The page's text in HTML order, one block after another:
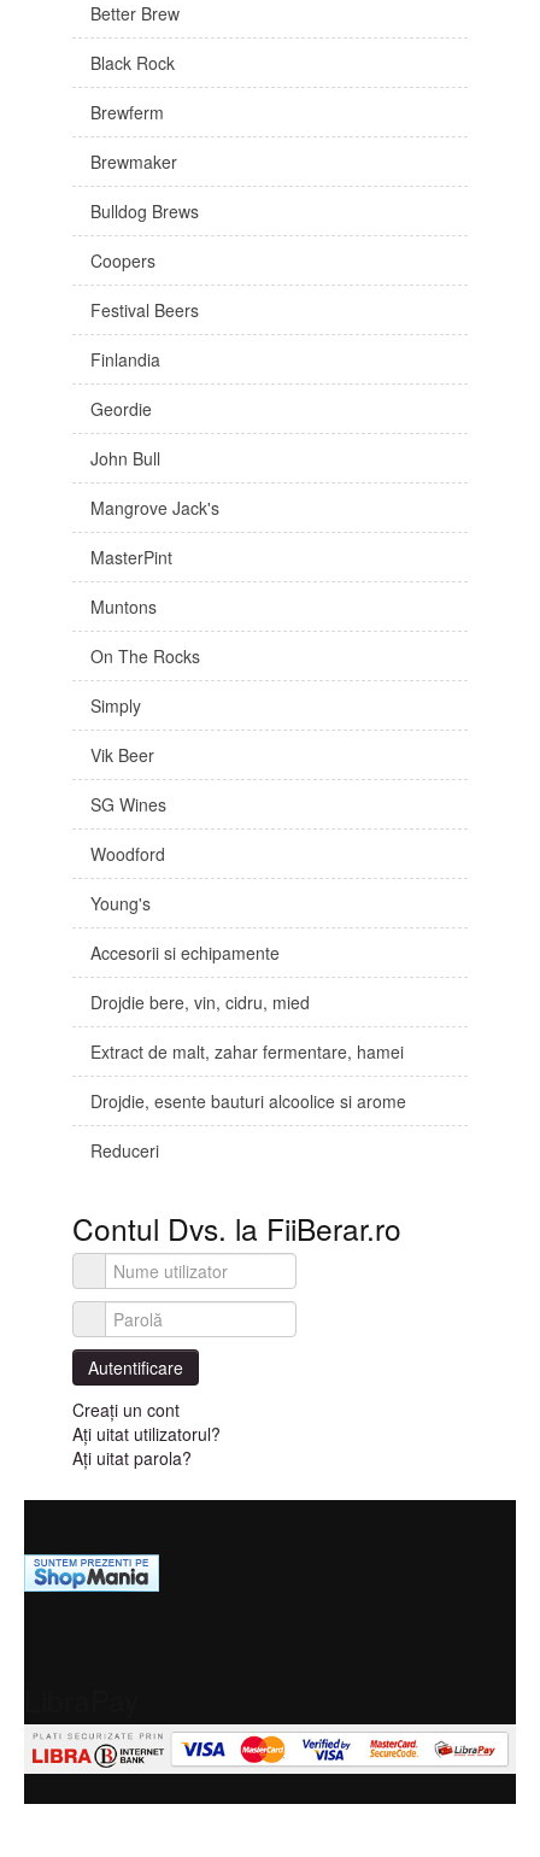
Better Brew
Black Rock
Brewferm
Brewmaker
Bulldog Brews
Coopers
Festival Beers
Finlandia
Geordie
John Bull
Mangrove Jack's
MasterPint
Muntons
On The Rocks
Simply
Vik Beer
SG Wines
Woodford
Young's
Accesorii si echipamente
Drojdie bere, vin, cidru, mied
Extract de malt, zahar fermentare, hamei
Drojdie, esente bauturi alcoolice si arome
Reduceri
Contul Dvs. la FiiBerar.ro
Nume utilizator
Parolă
Autentificare
Creaţi un cont
Aţi uitat utilizatorul?
Aţi uitat parola?